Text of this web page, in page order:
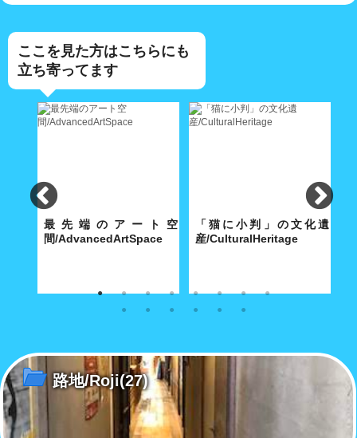
ここを見た方はこちらにも
立ち寄ってます
最先端のアート空
間/AdvancedArtSpace
尾道のまちづくりに脈々と受け
「猫に小判」の文化遺
産/CulturalHeritage
不思議！日本遺産の尾道市では
路地/Roji(27)